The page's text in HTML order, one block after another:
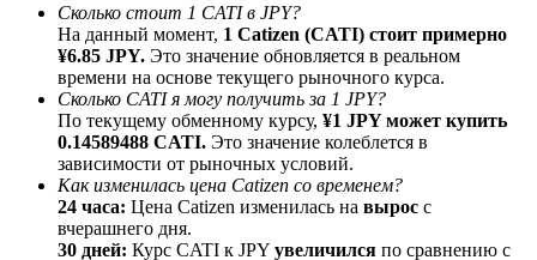
Реферал
Пригласите друга, чтобы получить денежные
вознаграждения
BTC Welcome Rewards
Сколько стоит 1 CATI в JPY?
На данный момент, 1 Catizen (CATI) стоит примерно
¥6.85 JPY. Это значение обновляется в реальном
времени на основе текущего рыночного курса.
Сколько CATI я могу получить за 1 JPY?
По текущему обменному курсу, ¥1 JPY может купить
0.14589488 CATI. Это значение колеблется в
зависимости от рыночных условий.
Как изменилась цена Catizen со временем?
24 часа: Цена Catizen изменилась на вырос с
вчерашнего дня.
30 дней: Курс CATI к JPY увеличился по сравнению с